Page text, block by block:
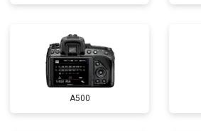
A500